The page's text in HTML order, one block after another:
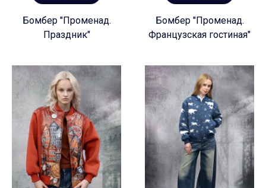
Бомбер "Променад.
Праздник"
Бомбер "Променад.
Французская гостиная"